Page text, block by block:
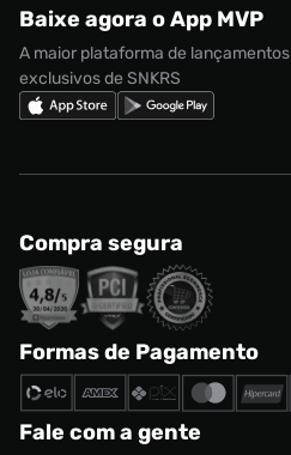
Nike Shox
Regulamento Cupom
Baixe agora o App MVP
A maior plataforma de lançamentos
exclusivos de SNKRS
Compra segura
Formas de Pagamento
Fale com a gente